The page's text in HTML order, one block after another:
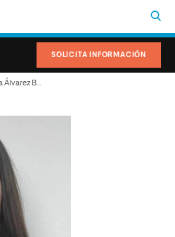
SOLICITA INFORMACIÓN